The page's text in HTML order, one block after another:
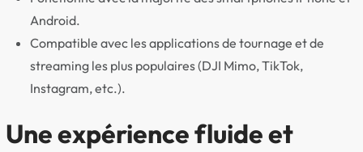
Android.
Compatible avec les applications de tournage et de
streaming les plus populaires (DJI Mimo, TikTok,
Instagram, etc.).
Une expérience fluide et